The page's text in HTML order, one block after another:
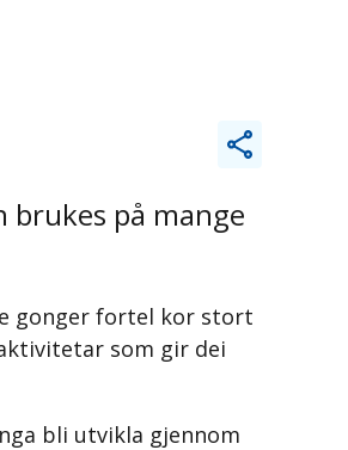
på mange
gonger fortel kor stort
som gir dei
bli utvikla gjennom